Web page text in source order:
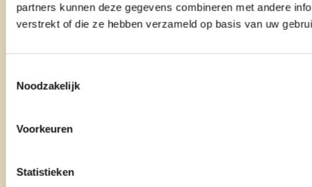
partners kunnen deze gegevens combineren met andere
verstrekt of die ze hebben verzameld op basis van uw
Noodzakelijk
Voorkeuren
Statistieken
cd&v Buggenhout
nieuws